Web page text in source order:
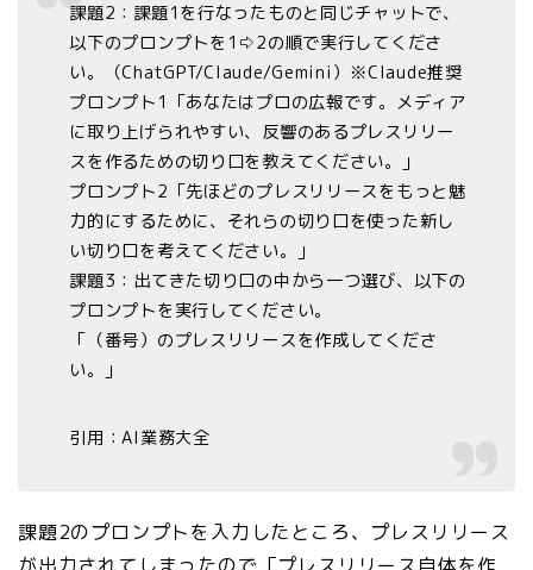
課題2：課題1を行なったものと同じチャットで、
以下のプロンプトを1⇨2の順で実行してくださ
い。（ChatGPT/Claude/Gemini）※Claude推奨
プロンプト1「あなたはプロの広報です。メディア
に取り上げられやすい、反響のあるプレスリリー
スを作るための切り口を教えてください。」
プロンプト2「先ほどのプレスリリースをもっと魅
力的にするために、それらの切り口を使った新し
い切り口を考えてください。」
課題3：出てきた切り口の中から一つ選び、以下の
プロンプトを実行してください。
「（番号）のプレスリリースを作成してくださ
い。」
引用：AI業務大全
課題2のプロンプトを入力したところ、プレスリリース